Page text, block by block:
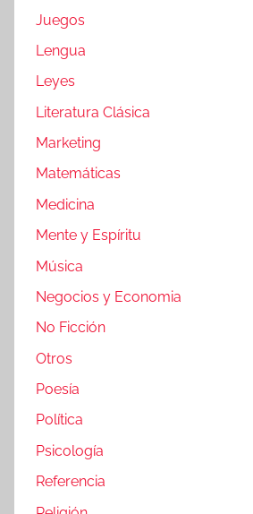
Juegos
Lengua
Leyes
Literatura Clásica
Marketing
Matemáticas
Medicina
Mente y Espíritu
Música
Negocios y Economia
No Ficción
Otros
Poesía
Política
Psicología
Referencia